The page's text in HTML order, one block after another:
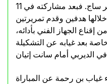
ضمن خطط المدرب الجديد بيير ساج. فبعد مشاركته في 11
هدفين وقدم تمريرتين
الجهاز الفني بأدائه،
بعد غيابه عن التشكيلة
بن رحمة عن المباراة